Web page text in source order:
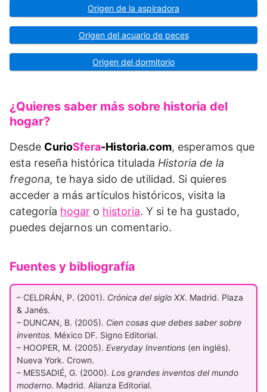
Origen de la aspiradora
Origen del acuario de peces
Origen del dormitorio
¿Quieres saber más sobre historia del
hogar?
Desde CurioSfera-Historia.com, esperamos que
esta reseña histórica titulada Historia de la
fregona, te haya sido de utilidad. Si quieres
acceder a más artículos históricos, visita la
categoría hogar o historia. Y si te ha gustado,
puedes dejarnos un comentario.
Fuentes y bibliografía
– CELDRÁN, P. (2001). Crónica del siglo XX. Madrid. Plaza
& Janés.
– DUNCAN, B. (2005). Cien cosas que debes saber sobre
inventos. México DF. Signo Editorial.
– HOOPER, M. (2005). Everyday Inventions (en inglés).
Nueva York. Crown.
– MESSADIÉ, G. (2000). Los grandes inventos del mundo
moderno. Madrid. Alianza Editorial.